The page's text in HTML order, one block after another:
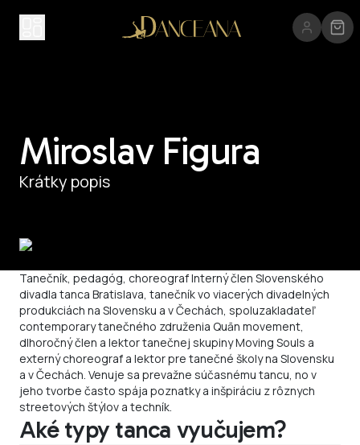
Miroslav Figura
Krátky popis
O lektorovi
Tanečník, pedagóg, choreograf Interný člen Slovenského
divadla tanca Bratislava, tanečník vo viacerých divadelných
produkciách na Slovensku a v Čechách, spoluzakladateľ
contemporary tanečného združenia Quān movement,
dlhoročný člen a lektor tanečnej skupiny Moving Souls a
externý choreograf a lektor pre tanečné školy na Slovensku
a v Čechách. Venuje sa prevažne súčasnému tancu, no v
jeho tvorbe často spája poznatky a inšpiráciu z rôznych
streetových štýlov a techník.
Aké typy tanca vyučujem?